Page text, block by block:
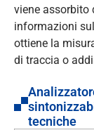
viene assorbito
informazioni
ottiene la
di traccia o
tecniche